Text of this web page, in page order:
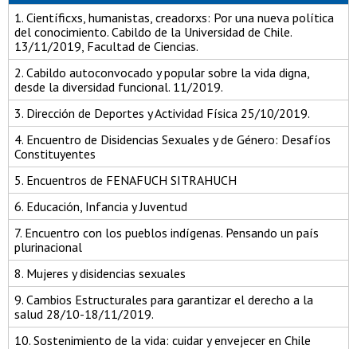
1. Científicxs, humanistas, creadorxs: Por una nueva política
del conocimiento. Cabildo de la Universidad de Chile.
13/11/2019, Facultad de Ciencias.
2. Cabildo autoconvocado y popular sobre la vida digna,
desde la diversidad funcional. 11/2019.
3. Dirección de Deportes y Actividad Física 25/10/2019.
4. Encuentro de Disidencias Sexuales y de Género: Desafíos
Constituyentes
5. Encuentros de FENAFUCH SITRAHUCH
6. Educación, Infancia y Juventud
7. Encuentro con los pueblos indígenas. Pensando un país
plurinacional
8. Mujeres y disidencias sexuales
9. Cambios Estructurales para garantizar el derecho a la
salud 28/10-18/11/2019.
10. Sostenimiento de la vida: cuidar y envejecer en Chile